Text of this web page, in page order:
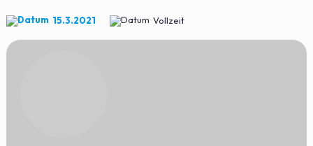
15.3.2021 Vollzeit